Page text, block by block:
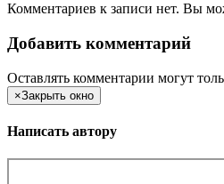
Комментариев к записи нет. Вы
Добавить комментарий
Оставлять комментарии могут
×Закрыть окно
Написать автору